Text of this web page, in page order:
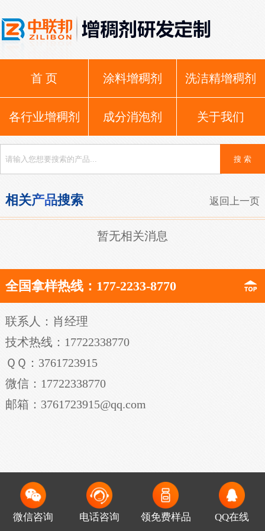
首 页 涂料增稠剂 洗洁精增稠剂
各行业增稠剂 成分消泡剂 关于我们
相关产品搜索 返回上一页
暂无相关消息
全国拿样热线：177-2233-8770
联系人：肖经理
技术热线：17722338770
ＱＱ：3761723915
微信：17722338770
邮箱：3761723915@qq.com
微信咨询 电话咨询 领免费样品 QQ在线